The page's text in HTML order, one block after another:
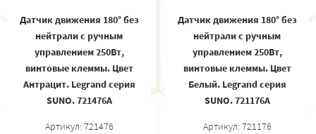
Датчик движения 180° без
нейтрали c ручным
управлением 250Вт,
винтовые клеммы. Цвет
Антрацит. Legrand серия
SUNO. 721476A
Артикул: 721476
Датчик движения 180° без
нейтрали c ручным
управлением 250Вт,
винтовые клеммы. Цвет
Белый. Legrand серия
SUNO. 721176A
Артикул: 721176